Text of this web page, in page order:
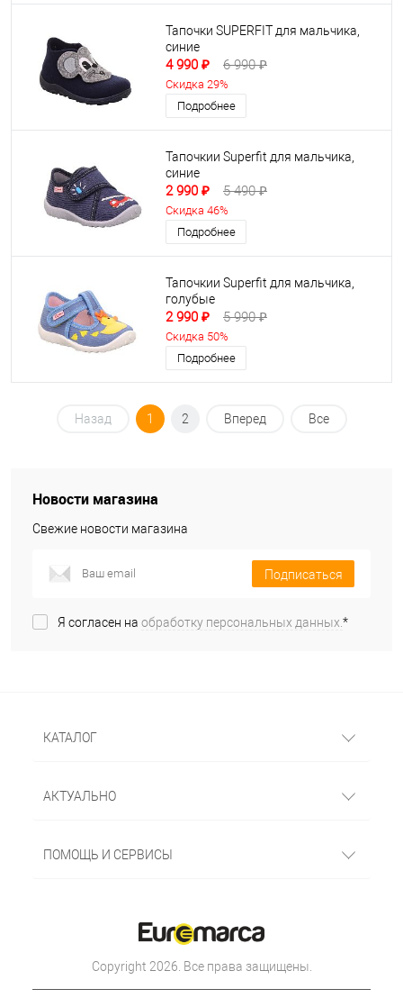
Тапочки SUPERFIT для мальчика,
синие
4 990 ₽ 6 990 ₽
Скидка 29%
Подробнее
Тапочкии Superfit для мальчика,
синие
2 990 ₽ 5 490 ₽
Скидка 46%
Подробнее
Тапочкии Superfit для мальчика,
голубые
2 990 ₽ 5 990 ₽
Скидка 50%
Подробнее
Назад 1 2 Вперед Все
Новости магазина
Свежие новости магазина
Подписаться
Я согласен на обработку персональных данных.*
КАТАЛОГ
АКТУАЛЬНО
ПОМОЩЬ И СЕРВИСЫ
Copyright 2026. Все права защищены.